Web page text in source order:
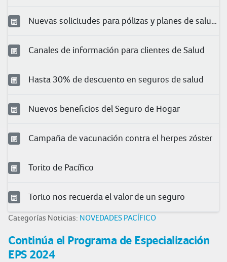
Nuevas solicitudes para pólizas y planes de salud 2024
Canales de información para clientes de Salud
Hasta 30% de descuento en seguros de salud
Nuevos beneficios del Seguro de Hogar
Campaña de vacunación contra el herpes zóster
Torito de Pacífico
Torito nos recuerda el valor de un seguro
Categorías Noticias: NOVEDADES PACÍFICO
Continúa el Programa de Especialización
EPS 2024